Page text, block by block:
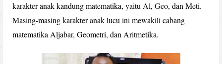
karakter anak kandung matematika, yaitu Al, Geo, dan Meti.
Masing-masing karakter anak lucu ini mewakili cabang
matematika Aljabar, Geometri, dan Aritmetika.